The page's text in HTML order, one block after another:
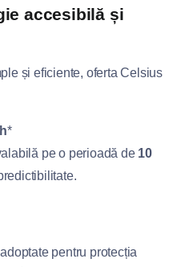
accesibilă și
și eficiente, oferta Celsius
*
pe o perioadă de 10
pentru protecția